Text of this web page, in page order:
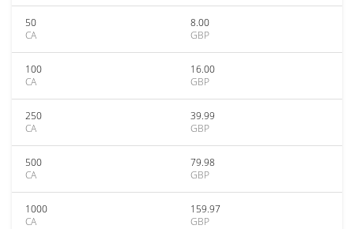
50
CA
8.00
GBP
100
CA
16.00
GBP
250
CA
39.99
GBP
500
CA
79.98
GBP
1000
CA
159.97
GBP